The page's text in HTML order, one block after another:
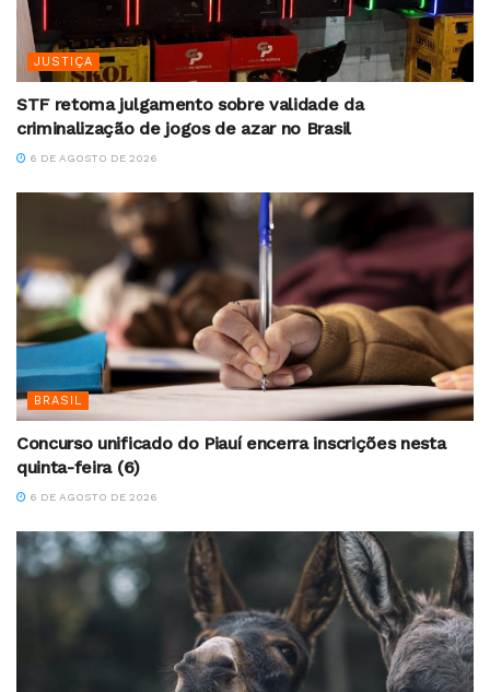
JUSTIÇA
STF retoma julgamento sobre validade da
criminalização de jogos de azar no Brasil
6 DE AGOSTO DE 2026
BRASIL
Concurso unificado do Piauí encerra inscrições nesta
quinta-feira (6)
6 DE AGOSTO DE 2026